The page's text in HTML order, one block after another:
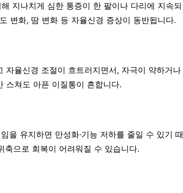
지나치게 심한 통증이 한 팔이나 다리에 지속되
변화, 땀 변화 등 자율신경 증상이 동반됩니다.
율신경 조절이 흐트러지면서, 자극이 약하거나
스쳐도 아픈 이질통이 흔합니다.
을 유지하면 만성화·기능 저하를 줄일 수 있기 때
축으로 회복이 어려워질 수 있습니다.